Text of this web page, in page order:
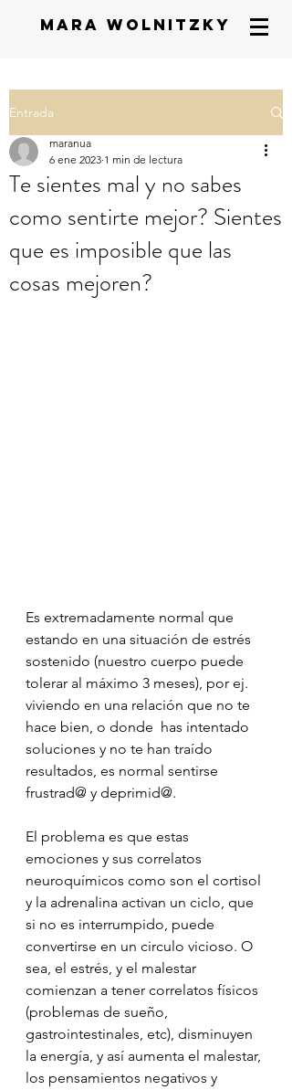
mara wolnitzky
Entrada
Te sientes mal y no sabes
como sentirte mejor? Sientes
que es imposible que las
cosas mejoren?
maranua
6 ene 2023 1 min de lectura
Es extremadamente normal que
estando en una situación de estrés
sostenido (nuestro cuerpo puede
tolerar al máximo 3 meses), por ej.
viviendo en una relación que no te
hace bien, o donde  has intentado
soluciones y no te han traído
resultados, es normal sentirse
frustrad@ y deprimid@.
El problema es que estas
emociones y sus correlatos
neuroquímicos como son el cortisol
y la adrenalina activan un ciclo, que
si no es interrumpido, puede
convertirse en un circulo vicioso. O
sea, el estrés, y el malestar
comienzan a tener correlatos físicos
(problemas de sueño,
gastrointestinales, etc), disminuyen
la energía, y así aumenta el malestar,
los pensamientos negativos y